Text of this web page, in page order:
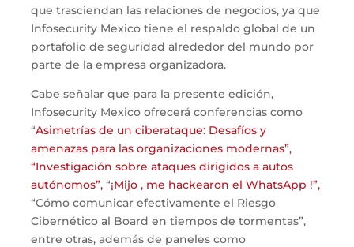
que trasciendan las relaciones de negocios, ya que
Infosecurity Mexico tiene el respaldo global de un
portafolio de seguridad alrededor del mundo por
parte de la empresa organizadora.
Cabe señalar que para la presente edición,
Infosecurity Mexico ofrecerá conferencias como
“Asimetrías de un ciberataque: Desafíos y
amenazas para las organizaciones modernas”,
“Investigación sobre ataques dirigidos a autos
autónomos”,“¡Mijo , me hackearon el WhatsApp !”,
“Cómo comunicar efectivamente el Riesgo
Cibernético al Board en tiempos de tormentas”,
entre otras, además de paneles como